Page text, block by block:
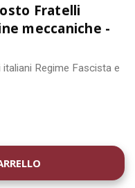
Fratelli
meccaniche -
italiani Regime Fascista e